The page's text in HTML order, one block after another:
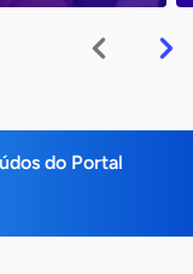
do Portal